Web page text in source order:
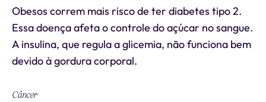
Obesos correm mais risco de ter diabetes tipo 2.
Essa doença afeta o controle do açúcar no sangue.
A insulina, que regula a glicemia, não funciona bem
devido à gordura corporal.
Câncer